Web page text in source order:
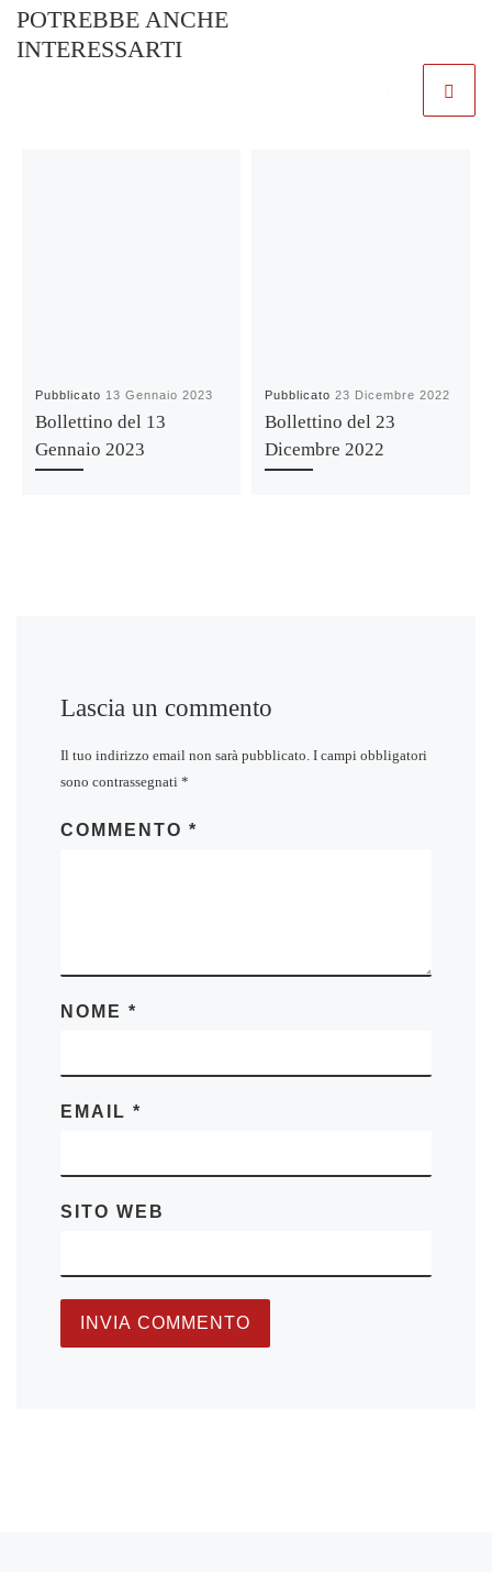
POTREBBE ANCHE
INTERESSARTI
Pubblicato 13 Gennaio 2023
Bollettino del 13
Gennaio 2023
Pubblicato23 Dicembre 2022
Bollettino del 23
Dicembre 2022
Lascia un commento
Il tuo indirizzo email non sarà pubblicato. I campi obbligatori
sono contrassegnati *
COMMENTO *
NOME *
EMAIL *
SITO WEB